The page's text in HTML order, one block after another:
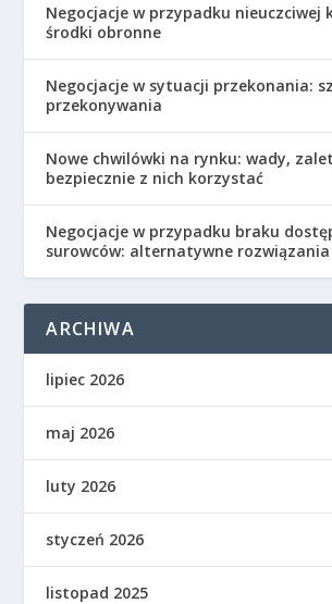
Negocjacje w przypadku nieuczciwej
środki obronne
Negocjacje w sytuacji przekonania:
przekonywania
Nowe chwilówki na rynku: wady,
bezpiecznie z nich korzystać
Negocjacje w przypadku braku
surowców: alternatywne rozwiązania
ARCHIWA
lipiec 2026
maj 2026
luty 2026
styczeń 2026
listopad 2025